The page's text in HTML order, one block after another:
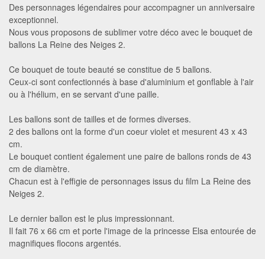
Des personnages légendaires pour accompagner un anniversaire
exceptionnel.
Nous vous proposons de sublimer votre déco avec le bouquet de
ballons La Reine des Neiges 2.
Ce bouquet de toute beauté se constitue de 5 ballons.
Ceux-ci sont confectionnés à base d'aluminium et gonflable à l'air
ou à l'hélium, en se servant d'une paille.
Les ballons sont de tailles et de formes diverses.
2 des ballons ont la forme d'un coeur violet et mesurent 43 x 43
cm.
Le bouquet contient également une paire de ballons ronds de 43
cm de diamètre.
Chacun est à l'effigie de personnages issus du film La Reine des
Neiges 2.
Le dernier ballon est le plus impressionnant.
Il fait 76 x 66 cm et porte l'image de la princesse Elsa entourée de
magnifiques flocons argentés.